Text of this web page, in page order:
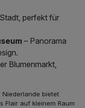
perfekt für
– Panorama
Blumenmarkt,
Niederlande bietet
Flair auf kleinem Raum